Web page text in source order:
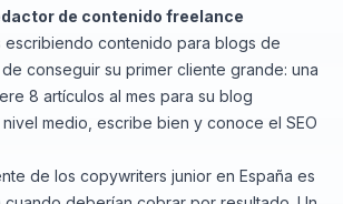
de contenido freelance
escribiendo contenido para blogs de
conseguir su primer cliente grande: una
8 artículos al mes para su blog
medio, escribe bien y conoce el SEO
de los copywriters junior en España es